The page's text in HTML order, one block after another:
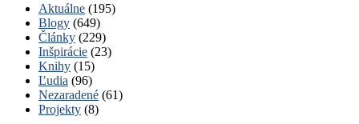
Aktuálne (195)
Blogy (649)
Články (229)
Inšpirácie (23)
Knihy (15)
Ľudia (96)
Nezaradené (61)
Projekty (8)